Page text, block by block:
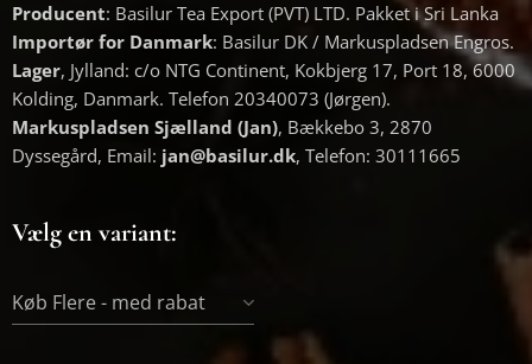
Producent: Basilur Tea Export (PVT) LTD. Pakket i Sri Lanka
Importør for Danmark: Basilur DK / Markuspladsen Engros.
Lager, Jylland: c/o NTG Continent, Kokbjerg 17, Port 18, 6000
Kolding, Danmark. Telefon 20340073 (Jørgen).
Markuspladsen Sjælland (Jan), Bækkebo 3, 2870
Dyssegård, Email: jan@basilur.dk, Telefon: 30111665
Vælg en variant:
Køb Flere - med rabat